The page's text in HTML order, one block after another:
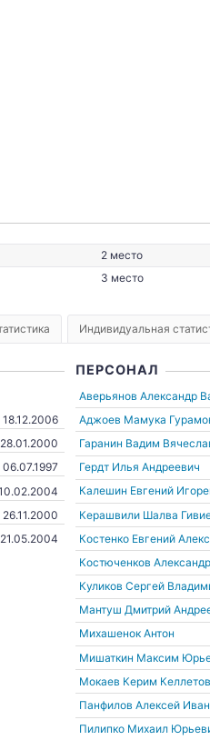
2 место
3 место
Индивидуальная
18.12.2006
28.01.2000
06.07.1997
26.11.2000
21.05.2004
ПЕРСОНАЛ
Аверьянов Александр
Аджоев Мамука
Гаранин Вадим
Гердт Илья Андреевич
Калешин Евгений
Керашвили Шалва
Костенко Евгений
Костюченков
Куликов Сергей
Мантуш Дмитрий
Михашенок Антон
Мишаткин Максим
Мокаев Керим
Панфилов Алексей
Пилипко Михаил